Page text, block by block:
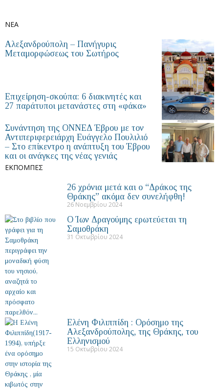
NEA
Αλεξανδρούπολη – Πανήγυρις
Μεταμορφώσεως του Σωτήρος
Επιχείρηση-σκούπα: 6 διακινητές και
27 παράτυποι μετανάστες στη «φάκα»
Συνάντηση της ΟΝΝΕΔ Έβρου με τον
Αντιπεριφερειάρχη Ευάγγελο Πουλιλιό
– Στο επίκεντρο η ανάπτυξη του Έβρου
και οι ανάγκες της νέας γενιάς
ΕΚΠΟΜΠΕΣ
26 χρόνια μετά και ο “Δράκος της
Θράκης” ακόμα δεν συνελήφθη!
26 Νοεμβρίου 2024
Ο Ίων Δραγούμης ερωτεύεται τη
Σαμοθράκη
31 Οκτωβρίου 2024
Ελένη Φιλιππίδη : Ορόσημο της
Αλεξανδρούπολης, της Θράκης, του
Ελληνισμού
15 Οκτωβρίου 2024